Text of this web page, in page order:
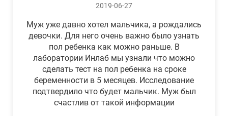
2019-06-27
Муж уже давно хотел мальчика, а рождались
девочки. Для него очень важно было узнать
пол ребенка как можно раньше. В
лаборатории Инлаб мы узнали что можно
сделать тест на пол ребенка на сроке
беременности в 5 месяцев. Исследование
подтвердило что будет мальчик. Муж был
счастлив от такой информации